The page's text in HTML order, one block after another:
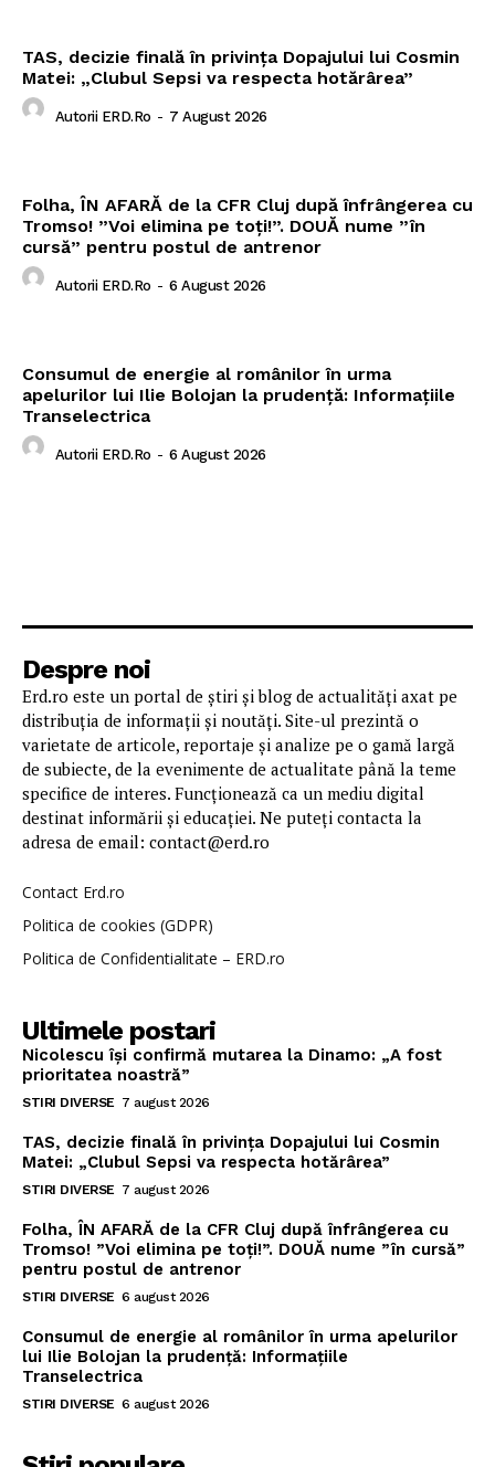
TAS, decizie finală în privința Dopajului lui Cosmin
Matei: „Clubul Sepsi va respecta hotărârea”
Autorii ERD.ro - 7 August 2026
Folha, ÎN AFARĂ de la CFR Cluj după înfrângerea cu
Tromso! ”Voi elimina pe toți!”. DOUĂ nume ”în
cursă” pentru postul de antrenor
Autorii ERD.ro - 6 August 2026
Consumul de energie al românilor în urma
apelurilor lui Ilie Bolojan la prudență: Informațiile
Transelectrica
Autorii ERD.ro - 6 August 2026
Despre noi
Erd.ro este un portal de știri și blog de actualități axat pe
distribuția de informații și noutăți. Site-ul prezintă o
varietate de articole, reportaje și analize pe o gamă largă
de subiecte, de la evenimente de actualitate până la teme
specifice de interes. Funcționează ca un mediu digital
destinat informării și educației. Ne puteți contacta la
adresa de email: contact@erd.ro
Contact Erd.ro
Politica de cookies (GDPR)
Politica de Confidentialitate – ERD.ro
Ultimele postari
Nicolescu își confirmă mutarea la Dinamo: „A fost
prioritatea noastră”
STIRI DIVERSE 7 august 2026
TAS, decizie finală în privința Dopajului lui Cosmin
Matei: „Clubul Sepsi va respecta hotărârea”
STIRI DIVERSE 7 august 2026
Folha, ÎN AFARĂ de la CFR Cluj după înfrângerea cu
Tromso! ”Voi elimina pe toți!”. DOUĂ nume ”în cursă”
pentru postul de antrenor
STIRI DIVERSE 6 august 2026
Consumul de energie al românilor în urma apelurilor
lui Ilie Bolojan la prudență: Informațiile
Transelectrica
STIRI DIVERSE 6 august 2026